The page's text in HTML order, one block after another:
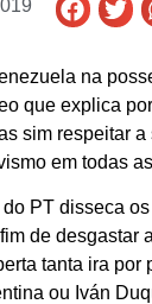
na
que explica
sim respeitar
em todas
PT disseca
de desgastar
tanta ira
ou Iván